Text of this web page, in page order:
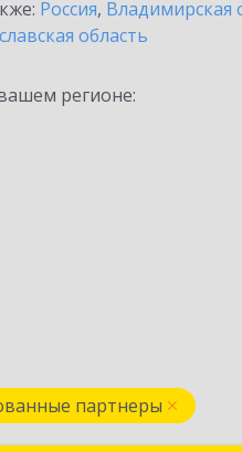
Россия, Владимирская
область
регионе:
партнеры